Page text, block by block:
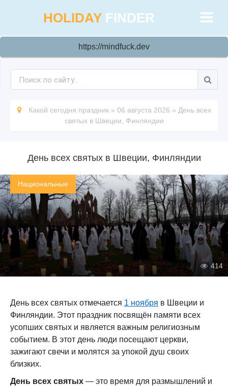
HOLIDAY FINDER
https://mindfuck.dev
Какой сегодня праздник » 06 августа 2026 » День всех
святых в Швеции, Финляндии
День всех святых в Швеции, Финляндии
Национальные
414
День всех святых отмечается 1 ноября в Швеции и
Финляндии. Этот праздник посвящён памяти всех
усопших святых и является важным религиозным
событием. В этот день люди посещают церкви,
зажигают свечи и молятся за упокой душ своих
близких.
День всех святых — это время для размышлений и